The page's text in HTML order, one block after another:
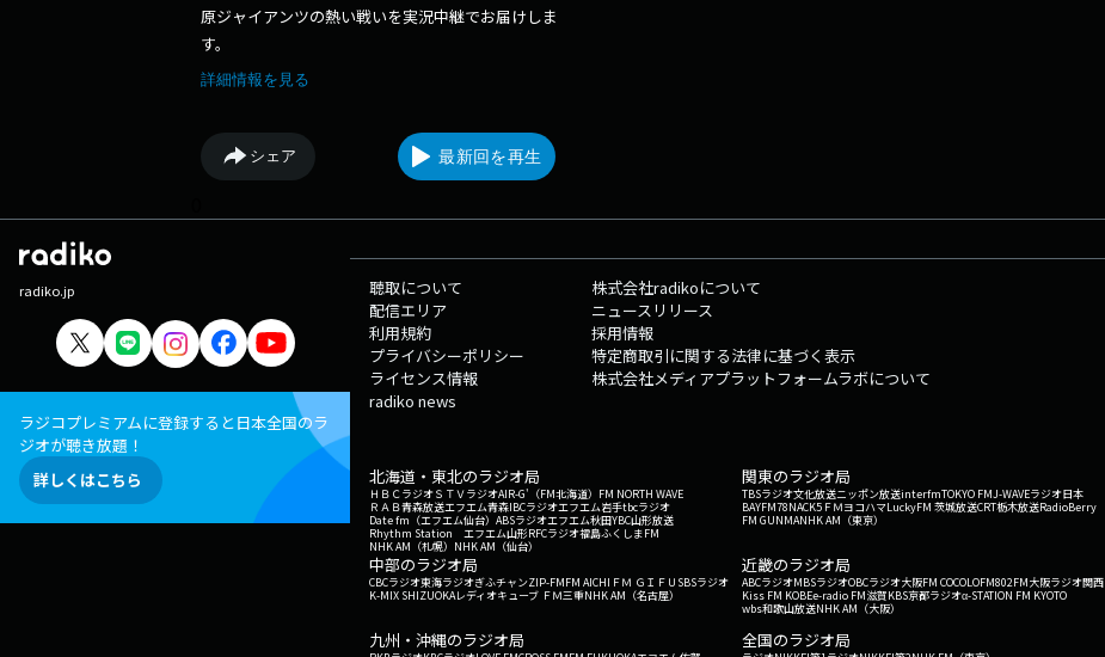
原ジャイアンツの熱い戦いを実況中継でお届けしま
す。
詳細情報を見る
シェア 最新回を再生
radiko.jp
ラジコプレミアムに登録すると日本全国のラ
ジオが聴き放題！
詳しくはこちら
聴取について
配信エリア
利用規約
プライバシーポリシー
ライセンス情報
radiko news
株式会社radikoについて
ニュースリリース
採用情報
特定商取引に関する法律に基づく表示
株式会社メディアプラットフォームラボについて
北海道・東北のラジオ局
ＨＢＣラジオＳＴＶラジオAIR-G'（FM北海道） FM NORTH WAVE
ＲＡＢ青森放送エフエム青森IBCラジオエフエム岩手tbcラジオ
Date fm（エフエム仙台） ABSラジオエフエム秋田YBC山形放送
Rhythm Station エフエム山形RFCラジオ福島ふくしまFM
NHK AM（札幌） NHK AM（仙台）
関東のラジオ局
TBSラジオ文化放送ニッポン放送interfmTOKYO FMJ-WAVEラジオ日本
BAYFM78NACK5 ＦＭヨコハマLuckyFM 茨城放送CRT栃木放送RadioBerry
FM GUNMANHK AM（東京）
中部のラジオ局
CBCラジオ東海ラジオぎふチャンZIP-FMFM AICHI ＦＭ ＧＩＦＵ SBSラジオ
K-MIX SHIZUOKAレディオキューブ ＦＭ三重NHK AM（名古屋）
近畿のラジオ局
ABCラジオMBSラジオOBCラジオ大阪FM COCOLOFM802FM大阪ラジオ関西
Kiss FM KOBEe-radio FM滋賀KBS京都ラジオα-STATION FM KYOTO
wbs和歌山放送NHK AM（大阪）
九州・沖縄のラジオ局 全国のラジオ局